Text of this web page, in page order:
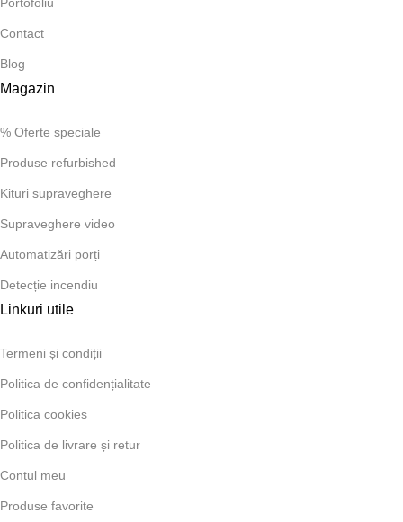
Portofoliu
Contact
Blog
Magazin
% Oferte speciale
Produse refurbished
Kituri supraveghere
Supraveghere video
Automatizări porți
Detecție incendiu
Linkuri utile
Termeni și condiții
Politica de confidențialitate
Politica cookies
Politica de livrare și retur
Contul meu
Produse favorite